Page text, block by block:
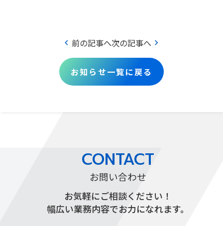
chevron_left 前の記事へ次の記事へ chevron_right
お知らせ一覧に戻る
CONTACT
お問い合わせ
お気軽にご相談ください！
幅広い業務内容でお力になれます。